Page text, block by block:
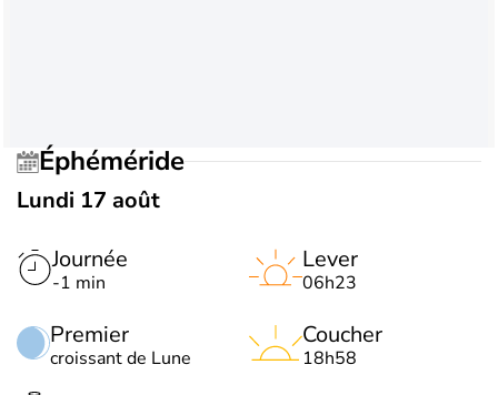
Éphéméride
Lundi 17 août
Journée
-1 min
Premier
croissant de Lune
Lever
06h23
Coucher
18h58